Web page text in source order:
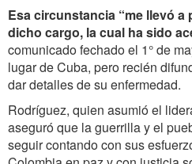
Esa circunstancia “me llevó a
dicho cargo, la cual ha sido
comunicado fechado el 1° de
lugar de Cuba, pero recién
dar detalles de su enfermedad.
Rodríguez, quien asumió el
aseguró que la guerrilla y el
seguir contando con sus